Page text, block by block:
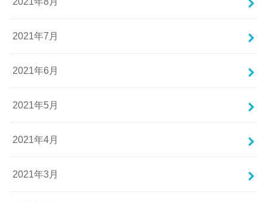
2021年7月
2021年6月
2021年5月
2021年4月
2021年3月